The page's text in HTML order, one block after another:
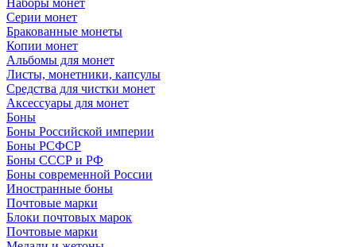
Наборы монет
Серии монет
Бракованные монеты
Копии монет
Альбомы для монет
Листы, монетники, капсулы
Средства для чистки монет
Аксессуары для монет
Боны
Боны Российской империи
Боны РСФСР
Боны СССР и РФ
Боны современной России
Иностранные боны
Почтовые марки
Блоки почтовых марок
Почтовые марки